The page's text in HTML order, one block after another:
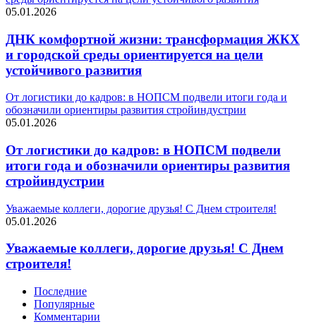
05.01.2026
ДНК комфортной жизни: трансформация ЖКХ
и городской среды ориентируется на цели
устойчивого развития
От логистики до кадров: в НОПСМ подвели итоги года и
обозначили ориентиры развития стройиндустрии
05.01.2026
От логистики до кадров: в НОПСМ подвели
итоги года и обозначили ориентиры развития
стройиндустрии
Уважаемые коллеги, дорогие друзья! С Днем строителя!
05.01.2026
Уважаемые коллеги, дорогие друзья! С Днем
строителя!
Последние
Популярные
Комментарии